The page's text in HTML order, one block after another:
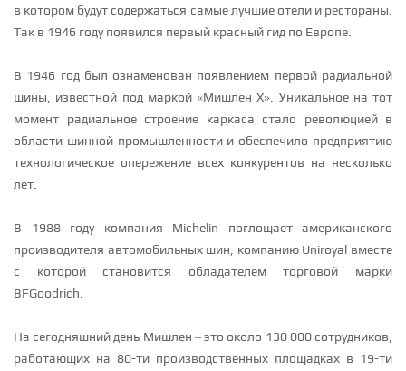
в котором будут содержаться самые лучшие отели и рестораны.
Так в 1946 году появился первый красный гид по Европе.
В 1946 год был ознаменован появлением первой радиальной
шины, известной под маркой «Мишлен Х». Уникальное на тот
момент радиальное строение каркаса стало революцией в
области шинной промышленности и обеспечило предприятию
технологическое опережение всех конкурентов на несколько
лет.
В 1988 году компания Michelin поглощает американского
производителя автомобильных шин, компанию Uniroyal вместе
с которой становится обладателем торговой марки
BFGoodrich.
На сегодняшний день Мишлен – это около 130 000 сотрудников,
работающих на 80-ти производственных площадках в 19-ти